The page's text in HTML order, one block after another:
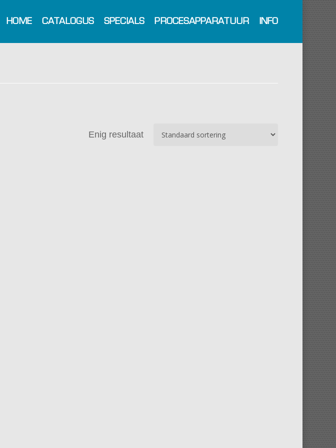
HOME CATALOGUS SPECIALS PROCESAPPARATUUR INFO
Enig resultaat